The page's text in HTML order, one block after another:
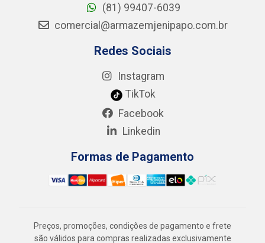
(81) 99407-6039
comercial@armazemjenipapo.com.br
Redes Sociais
Instagram
TikTok
Facebook
Linkedin
Formas de Pagamento
Preços, promoções, condições de pagamento e frete
são válidos para compras realizadas exclusivamente